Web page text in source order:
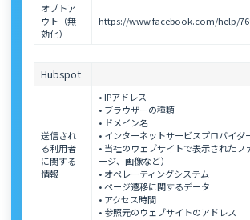
オプトア
ウト（無
効化）
https://www.facebook.com/help/
Hubspot
送信され
る利用者
に関する
情報
• IPアドレス
• ブラウザーの種類
• ドメイン名
• インターネットサービスプロバイダ
• 当社のウェブサイトで表⽰されたフ
ージ、画像など）
• オペレーティングシステム
• ページ遷移に関するデータ
• アクセス時間
• 参照元のウェブサイトのアドレス